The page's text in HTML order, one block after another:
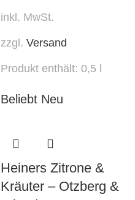
inkl. MwSt.
zzgl. Versand
Produkt enthält: 0,5
Beliebt Neu
Heiners Zitrone &
Kräuter – Otzberg &